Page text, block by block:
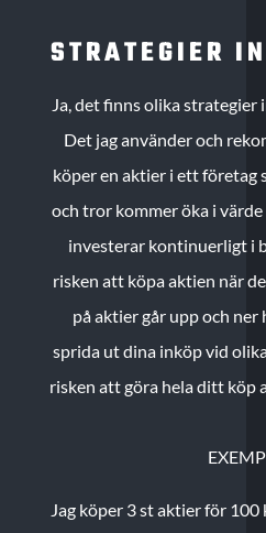
STRATEGIER
Ja, det finns olika strategier
Det jag använder och
köper en aktier i ett företag
och tror kommer öka i
investerar kontinuerligt i
risken att köpa aktien när
på aktier går upp och
sprida ut dina inköp vid
risken att göra hela ditt köp
Jag köper 3 st aktier för 100